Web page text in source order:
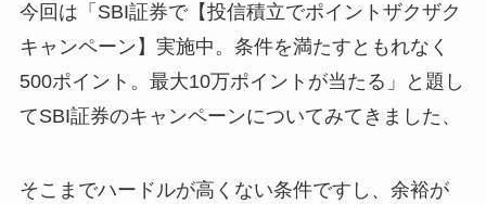
今回は「SBI証券で【投信積立でポイントザクザク
キャンペーン】実施中。条件を満たすともれなく
500ポイント。最大10万ポイントが当たる」と題し
てSBI証券のキャンペーンについてみてきました、
そこまでハードルが高くない条件ですし、余裕が